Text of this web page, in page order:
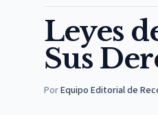
Leyes
Sus
PorEquipo Editorial de